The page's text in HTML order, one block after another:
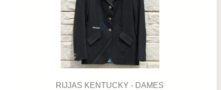
RIJJAS KENTUCKY - DAMES